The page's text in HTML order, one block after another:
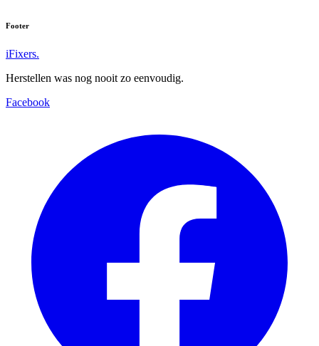
Footer
iFixers.
Herstellen was nog nooit zo eenvoudig.
Facebook